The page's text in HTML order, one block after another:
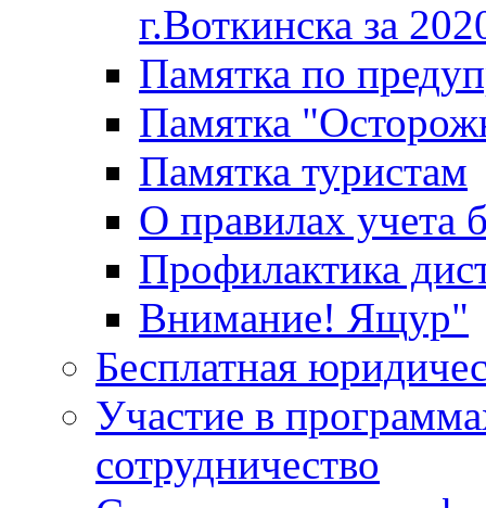
г.Воткинска за
Памятка по
Памятка
Памятка туристам
О правилах учета
Профилактика
Внимание! Ящур"
Бесплатная
Участие в
сотрудничество